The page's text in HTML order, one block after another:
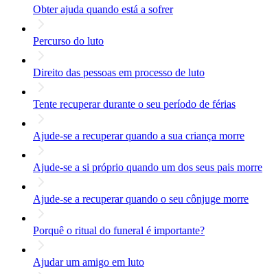
Obter ajuda quando está a sofrer
Percurso do luto
Direito das pessoas em processo de luto
Tente recuperar durante o seu período de férias
Ajude-se a recuperar quando a sua criança morre
Ajude-se a si próprio quando um dos seus pais morre
Ajude-se a recuperar quando o seu cônjuge morre
Porquê o ritual do funeral é importante?
Ajudar um amigo em luto